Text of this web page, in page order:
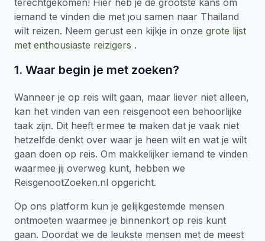
1 reactie
terechtgekomen! Hier heb je de grootste kans om
iemand te vinden die met jou samen naar Thailand
wilt reizen. Neem gerust een kijkje in onze grote lijst
met enthousiaste reizigers .
1. Waar begin je met zoeken?
Wanneer je op reis wilt gaan, maar liever niet alleen,
kan het vinden van een reisgenoot een behoorlijke
taak zijn. Dit heeft ermee te maken dat je vaak niet
hetzelfde denkt over waar je heen wilt en wat je wilt
gaan doen op reis. Om makkelijker iemand te vinden
waarmee jij overweg kunt, hebben we
ReisgenootZoeken.nl opgericht.
Op ons platform kun je gelijkgestemde mensen
ontmoeten waarmee je binnenkort op reis kunt
gaan. Doordat we de leukste mensen met de meest